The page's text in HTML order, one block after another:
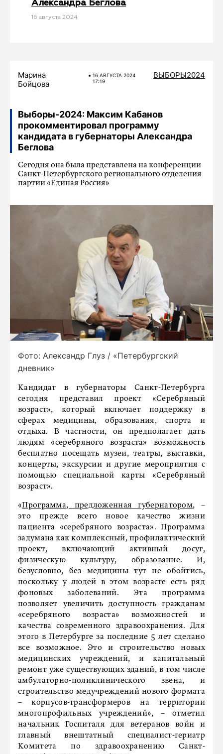
Александра Беглова
16 августа 2024
Марина
Бойцова
16 АВГУСТА 2024
17:19
ВЫБОРЫ2024
Выборы-2024: Максим Кабанов
прокомментировал программу
кандидата в губернаторы Александра
Беглова
Сегодня она была представлена на конференции
Санкт-Петербургского регионального отделения
партии «Единая Россия»
Фото: Александр Глуз / «Петербургский
дневник»
Кандидат в губернаторы Санкт-Петербурга
сегодня представил проект «Серебряный
возраст», который включает поддержку в
сферах медицины, образования, спорта и
отдыха. В частности, он предполагает дать
людям «серебряного возраста» возможность
бесплатно посещать музеи, театры, выставки,
концерты, экскурсии и другие мероприятия с
помощью специальной карты «Серебряный
возраст».
«Программа, предложенная губернатором, –
это прежде всего новое качество жизни
пациента «серебряного возраста». Программа
задумана как комплексный, профилактический
проект, включающий активный досуг,
физическую культуру, образование. И,
безусловно, без медицины тут не обойтись,
поскольку у людей в этом возрасте есть ряд
фоновых заболеваний. Эта программа
позволяет увеличить доступность гражданам
«серебряного возраста» возможностей и
качества современного здравоохранения. Для
этого в Петербурге за последние 5 лет сделано
все возможное. Это и строительство новых
медицинских учреждений, и капитальный
ремонт уже существующих зданий, в том числе
амбулаторно-поликлинического звена, и
строительство медучреждений нового формата
– корпусов-трансформеров на территории
многопрофильных учреждений», – отметил
начальник Госпиталя для ветеранов войн и
главный внештатный специалист-гериатр
Комитета по здравоохранению Санкт-